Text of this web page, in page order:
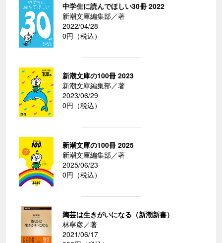
中学生に読んでほしい30冊 2022
新潮文庫編集部／著
2022/04/28
0円（税込）
新潮文庫の100冊 2023
新潮文庫編集部／著
2023/06/29
0円（税込）
新潮文庫の100冊 2025
新潮文庫編集部／著
2025/06/23
0円（税込）
陶芸は生きがいになる（新潮新書）
林寧彦／著
2021/06/17